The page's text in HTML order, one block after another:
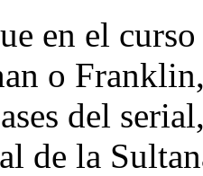
en el
o
del
de la